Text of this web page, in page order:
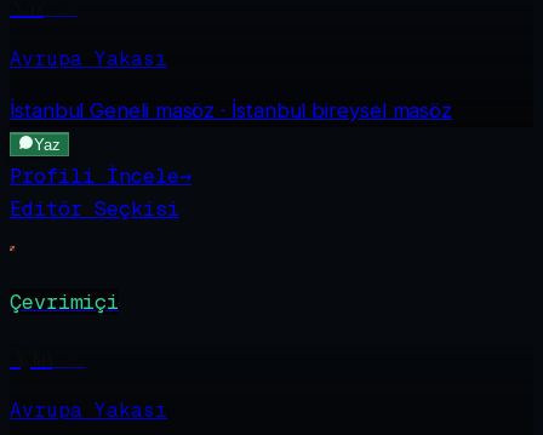
Avrupa Yakası
İstanbul Genelimasöz · İstanbul bireysel masöz
Yaz
Profili İncele→
Editör Seçkisi
Çevrimiçi
Avrupa Yakası